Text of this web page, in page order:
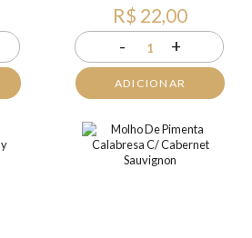
R$ 22,00
- 1 +
ADICIONAR